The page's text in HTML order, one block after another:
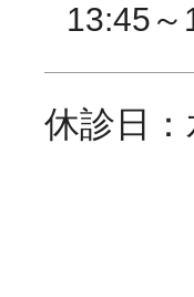
13:45～
休診日：